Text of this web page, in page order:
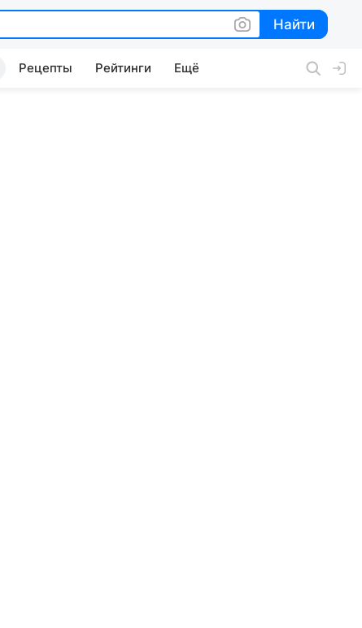
Найти
Найти
Рецепты Рейтинги Ещё